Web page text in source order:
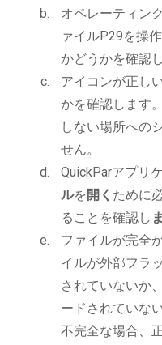
オペレーティン
ァイルP29を操
かどうかを確認
アイコンが正し
かを確認します
しない場所への
せん。
QuickParアプリ
ルを 開く ために
ることを確認し
ファイルが完全
イルが外部フラ
されていないか
ードされていな
不完全な場合、